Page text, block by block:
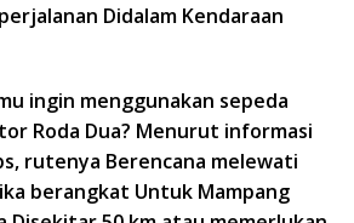
Didalam Kendaraan
ingin menggunakan sepeda
Roda Dua? Menurut informasi
rutenya Berencana melewati
berangkat Untuk Mampang